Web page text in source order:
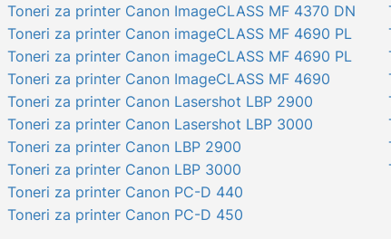
Toneri za printer Canon ImageCLASS MF 4370 DN
Toneri za printer Canon imageCLASS MF 4690 PL
Toneri za printer Canon imageCLASS MF 4690 PL
Toneri za printer Canon ImageCLASS MF 4690
Toneri za printer Canon Lasershot LBP 2900
Toneri za printer Canon Lasershot LBP 3000
Toneri za printer Canon LBP 2900
Toneri za printer Canon LBP 3000
Toneri za printer Canon PC-D 440
Toneri za printer Canon PC-D 450